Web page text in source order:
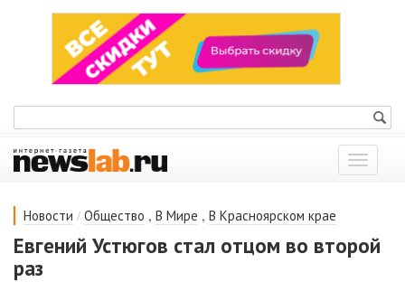
Показать
меню
Новости / Общество , В Мире , В Красноярском крае
Евгений Устюгов стал отцом во второй
раз